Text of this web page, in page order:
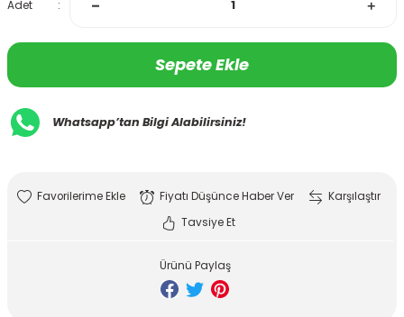
Adet
Sepete Ekle
Whatsapp’tan Bilgi Alabilirsiniz!
Fiyatı Düşünce Haber Ver
Karşılaştır
Tavsiye Et
Ürünü Paylaş